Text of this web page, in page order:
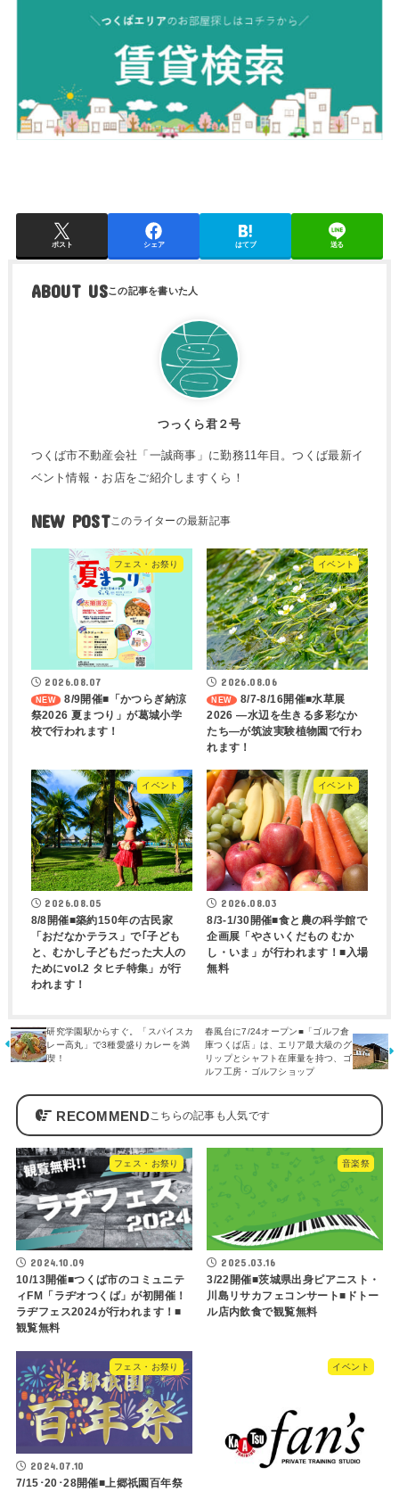
ポスト シェア はてブ 送る
ABOUT US
つっくら君２号
つくば市不動産会社「一誠商事」に勤務11年目。つくば最新イ
ベント情報・お店をご紹介しますくら！
NEW POST
フェス・お祭り
2026.08.07
8/9開催■「かつらぎ納涼
祭2026 夏まつり」が葛城小学
校で行われます！
イベント
2026.08.06
8/7-8/16開催■水草展
2026 ―水辺を生きる多彩なか
たち―が筑波実験植物園で行わ
れます！
イベント
2026.08.05
8/8開催■築約150年の古民家
「おだなかテラス」で｢子ども
と、むかし子どもだった大人の
ためにvol.2 タヒチ特集」が行
われます！
イベント
2026.08.03
8/3-1/30開催■食と農の科学館で
企画展「やさいくだもの むか
し・いま」が行われます！■入場
無料
研究学園駅からすぐ。「スパイスカ
レー高丸」で3種愛盛りカレーを満
喫！
春風台に7/24オープン■「ゴルフ倉
庫つくば店」は、エリア最大級のグ
リップとシャフト在庫量を持つ、ゴ
ルフ工房・ゴルフショップ
RECOMMEND
フェス・お祭り
2024.10.09
10/13開催■つくば市のコミュニテ
ィFM「ラヂオつくば」が初開催！
ラヂフェス2024が行われます！■
観覧無料
音楽祭
2025.03.16
3/22開催■茨城県出身ピアニスト・
川島リサカフェコンサート■ドトー
ル店内飲食で観覧無料
フェス・お祭り
2024.07.10
7/15･20･28開催■上郷祇園百年祭
イベント